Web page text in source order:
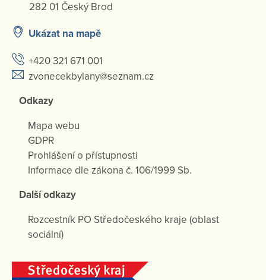
282 01 Český Brod
Ukázat na mapě
+420 321 671 001
zvonecekbylany@seznam.cz
Odkazy
Mapa webu
GDPR
Prohlášení o přístupnosti
Informace dle zákona č. 106/1999 Sb.
Další odkazy
Rozcestník PO Středočeského kraje (oblast
sociální)